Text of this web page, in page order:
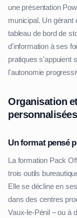
une présentation
municipal. Un
tableau de bord de
d'information à ses
pratiques s'appuient
l'autonomie
Organisation
personnalisées
Un format pensé
La formation Pack
trois outils
Elle se décline en
dans des centres
Vaux-le-Pénil – ou à